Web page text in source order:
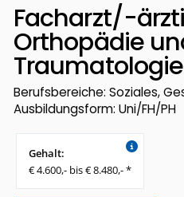
Facharzt/-
Orthopädie
Traumatologie
Berufsbereiche: Soziales,
Ausbildungsform: Uni/FH/PH
Gehalt:
€ 4.600,- bis € 8.480,- *